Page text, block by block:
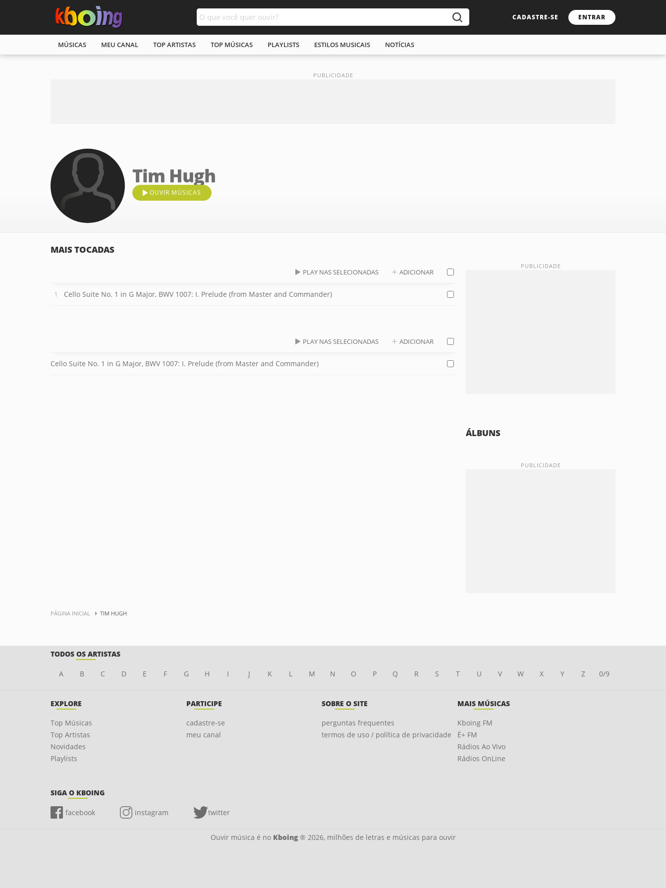
CADASTRE-SE ENTRAR
MÚSICAS MEU CANAL TOP ARTISTAS TOP MÚSICAS PLAYLISTS ESTILOS MUSICAIS NOTÍCIAS
Tim Hugh
OUVIR MÚSICAS
MAIS TOCADAS
PLAY NAS SELECIONADAS ADICIONAR
Cello Suite No. 1 in G Major, BWV 1007: I. Prelude (from Master and Commander)
PLAY NAS SELECIONADAS ADICIONAR
Cello Suite No. 1 in G Major, BWV 1007: I. Prelude (from Master and Commander)
ÁLBUNS
PÁGINA INICIAL TIM HUGH
TODOS OS ARTISTAS
A B C D E F G H I J K L M N O P Q R S T U V W X Y Z 0/9
EXPLORE
Top Músicas
Top Artistas
Novidades
Playlists
PARTICIPE
cadastre-se
meu canal
SOBRE O SITE
perguntas frequentes
termos de uso / política de privacidade
MAIS MÚSICAS
Kboing FM
É+ FM
Rádios Ao Vivo
Rádios OnLine
SIGA O KBOING
facebook instagram twitter
Ouvir música é no Kboing® 2026, milhões de letras e músicas para ouvir